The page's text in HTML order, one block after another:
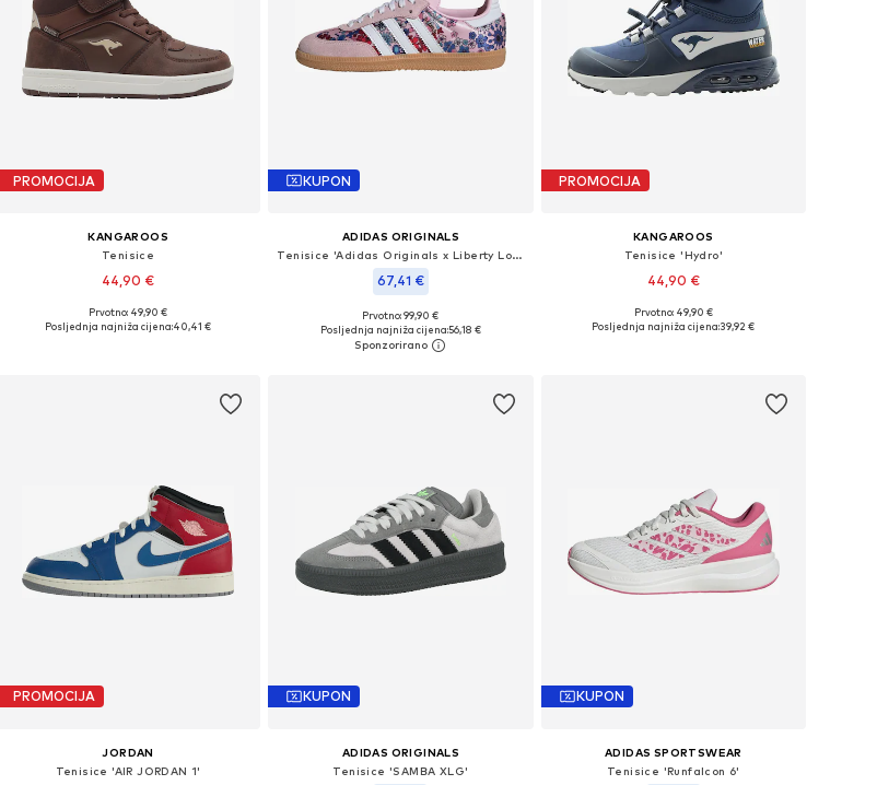
PROMOCIJA
KANGAROOS
Tenisice
44,90 €
+ 1
Dostupno u više veličina
Prvotno: 49,90 €
Posljednja najniža cijena:40,41 €
KUPON
ADIDAS ORIGINALS
Tenisice 'Adidas Originals x Liberty London Samba OG'
67,41 €
Dostupno u više veličina
Dodaj u košaricu
Prvotno: 99,90 €
Posljednja najniža cijena:56,18 €
PROMOCIJA
KANGAROOS
Tenisice 'Hydro'
44,90 €
Dostupno u više veličina
Prvotno: 49,90 €
Posljednja najniža cijena:39,92 €
PROMOCIJA
JORDAN
Tenisice 'AIR JORDAN 1'
KUPON
ADIDAS ORIGINALS
Tenisice 'SAMBA XLG'
KUPON
ADIDAS SPORTSWEAR
Tenisice 'Runfalcon 6'